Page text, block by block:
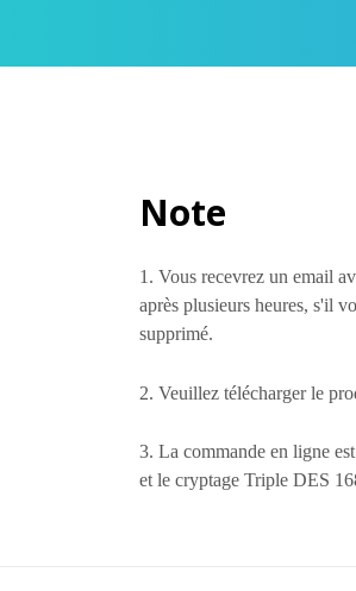
Note
1. Vous recevrez un email
après plusieurs heures, s'il
supprimé.
2. Veuillez télécharger le
3. La commande en ligne
et le cryptage Triple DES